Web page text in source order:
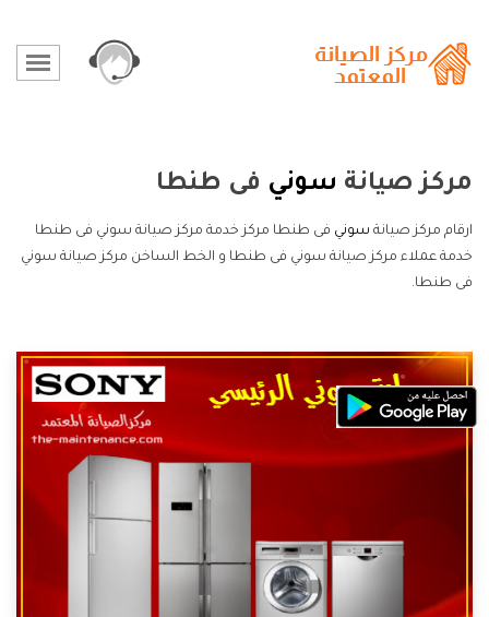
مركز صيانة سوني فى طنطا
ارقام مركز صيانة سوني فى طنطا مركز خدمة مركز صيانة سوني فى طنطا
خدمة عملاء مركز صيانة سوني فى طنطا و الخط الساخن مركز صيانة سوني
فى طنطا.